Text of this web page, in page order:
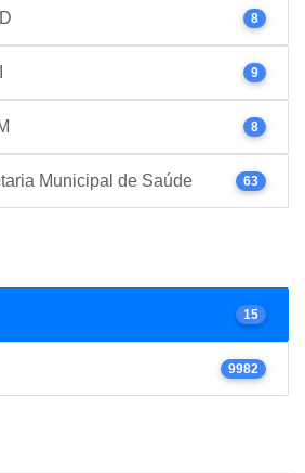
8
9
8
Municipal de Saúde 63
15
9982